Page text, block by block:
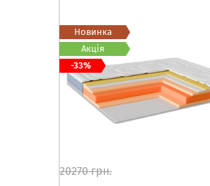
20270 грн.
Новинка
Акція
-33%